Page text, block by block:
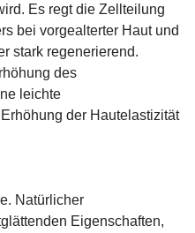
Es regt die Zellteilung
bei vorgealterter Haut und
stark regenerierend.
des
leichte
der Hautelastizität
Natürlicher
Eigenschaften,